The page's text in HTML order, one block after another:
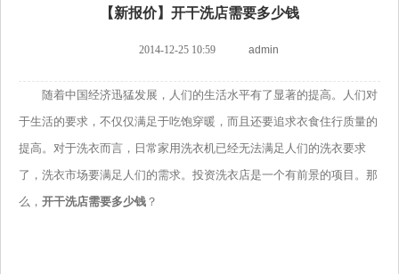
【新报价】开干洗店需要多少钱
2014-12-25 10:59 admin
随着中国经济迅猛发展，人们的生活水平有了显著的提高。人们对
于生活的要求，不仅仅满足于吃饱穿暖，而且还要追求衣食住行质量的
提高。对于洗衣而言，日常家用洗衣机已经无法满足人们的洗衣要求
了，洗衣市场要满足人们的需求。投资洗衣店是一个有前景的项目。那
么， 开干洗店需要多少钱 ？